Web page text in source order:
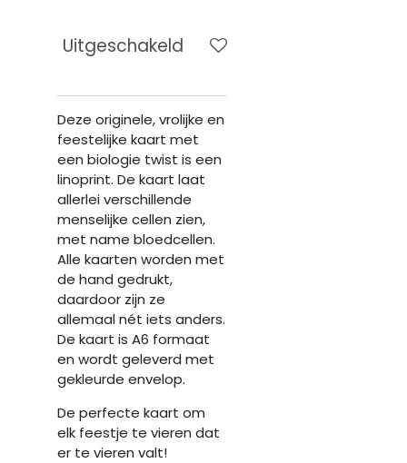
Uitgeschakeld
Deze originele, vrolijke en
feestelijke kaart met
een biologie twist is een
linoprint. De kaart laat
allerlei verschillende
menselijke cellen zien,
met name bloedcellen.
Alle kaarten worden met
de hand gedrukt,
daardoor zijn ze
allemaal nét iets anders.
De kaart is A6 formaat
en wordt geleverd met
gekleurde envelop.
De perfecte kaart om
elk feestje te vieren dat
er te vieren valt!